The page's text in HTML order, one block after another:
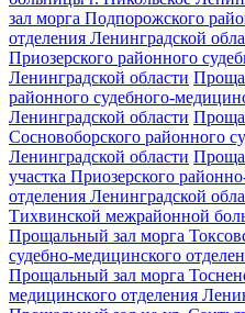
зал морга Подпорожского
отделения Ленинградской
Приозерского районного
Ленинградской области
районного судебного-
Ленинградской области
Сосновоборского районного
Ленинградской области
участка Приозерского
отделения Ленинградской
Тихвинской межрайонной
Прощальный зал морга
судебно-медицинского
Прощальный зал морга
медицинского отделения